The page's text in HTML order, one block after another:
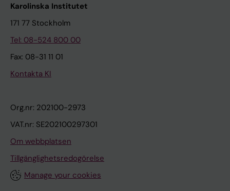
Karolinska Institutet
171 77 Stockholm
Tel: 08-524 800 00
Fax: 08-31 11 01
Kontakta KI
Org.nr: 202100-2973
VAT.nr: SE202100297301
Om webbplatsen
Tillgänglighetsredogörelse
Manage your cookies